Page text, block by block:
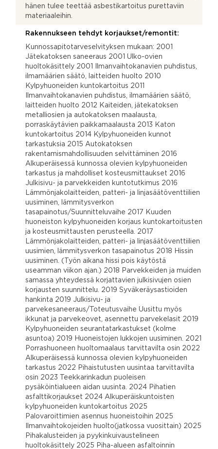
hänen tulee teettää asbestikartoitus purettaviin
materiaaleihin.
Rakennukseen tehdyt korjaukset/remontit:
Kunnossapitotarveselvityksen mukaan: 2001
Jätekatoksen saneeraus 2001 Ulko-ovien
huoltokäsittely 2001 Ilmanvaihtokanavien puhdistus,
ilmamäärien säätö, laitteiden huolto 2010
Kylpyhuoneiden kuntokartoitus 2011
Ilmanvaihtokanavien puhdistus, ilmamäärien säätö,
laitteiden huolto 2012 Kaiteiden, jätekatoksen
metalliosien ja autokatoksen maalausta,
porraskäytävien paikkamaalausta 2013 Katon
kuntokartoitus 2014 Kylpyhuoneiden kunnot
tarkastuksia 2015 Autokatoksen
rakentamismahdollisuuden selvittäminen 2016
Alkuperäisessä kunnossa olevien kylpyhuoneiden
tarkastus ja mahdolliset kosteusmittaukset 2016
Julkisivu- ja parvekkeiden kuntotutkimus 2016
Lämmönjakolaitteiden, patteri- ja linjasäätöventtiilien
uusiminen, lämmitysverkon
tasapainotus/Suunnitteluvaihe 2017 Kuuden
huoneiston kylpyhuoneiden korjaus kuntokartoitusten
ja kosteusmittausten perusteella. 2017
Lämmönjakolaitteiden, patteri- ja linjasäätöventtiilien
uusimien, lämmitysverkon tasapainotus 2018 Hissin
uusiminen. (Työn aikana hissi pois käytöstä
useamman viikon ajan.) 2018 Parvekkeiden ja muiden
samassa yhteydessä korjattavien julkisivujen osien
korjausten suunnittelu. 2019 Syväkeräysastioiden
hankinta 2019 Julkisivu- ja
parvekesaneeraus/Toteutusvaihe Uusittu myös
ikkunat ja parvekeovet, asennettu parvekelasit 2019
Kylpyhuoneiden seurantatarkastukset (kolme
asuntoa) 2019 Huoneistojen lukkojen uusiminen. 2021
Porrashuoneen huoltomaalaus tarvittavilta osin 2022
Alkuperäisessä kunnossa olevien kylpyhuoneiden
tarkastus 2022 Pihaistutusten uusintaa tarvittavilta
osin 2023 Teekkarinkadun puoleisen
pysäköintialueen aidan uusinta. 2024 Pihatien
asfalttikorjaukset 2024 Alkuperäiskuntoisten
kylpyhuoneiden kuntokartoitus 2025
Palovaroittimien asennus huoneistoihin 2025
Ilmanvaihtokojeiden huolto(jatkossa vuosittain) 2025
Pihakalusteiden ja pyykinkuivaustelineen
huoltokäsittely 2025 Piha-alueen asfaltoinnin